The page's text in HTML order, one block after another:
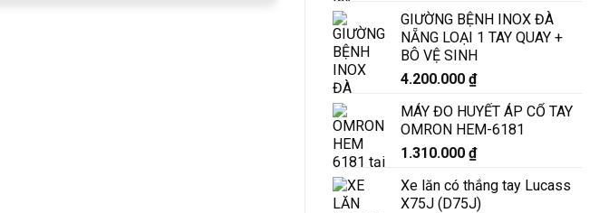
GIƯỜNG BỆNH INOX ĐÀ
NẴNG LOẠI 1 TAY QUAY +
BÔ VỆ SINH
4.200.000 ₫
MÁY ĐO HUYẾT ÁP CỔ TAY
OMRON HEM-6181
1.310.000 ₫
Xe lăn có thắng tay Lucass
X75J (D75J)